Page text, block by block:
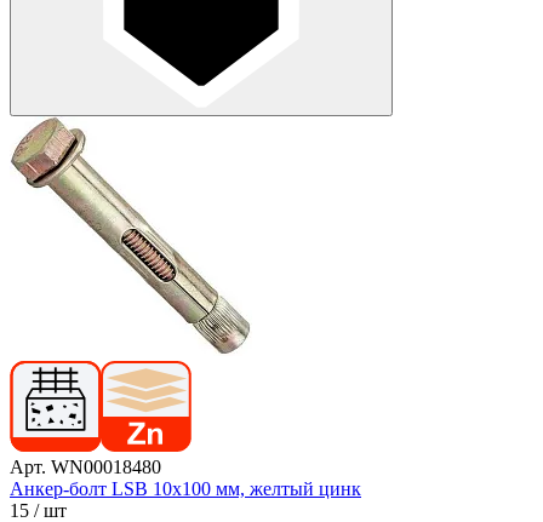
Арт. WN00018480
Анкер-болт LSB 10х100 мм, желтый цинк
15 / шт